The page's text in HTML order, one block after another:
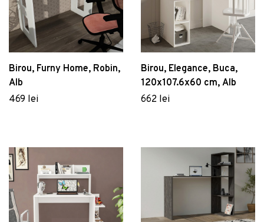
Birou, Furny Home, Robin,
Alb
469 lei
Birou, Elegance, Buca,
120x107.6x60 cm, Alb
662 lei